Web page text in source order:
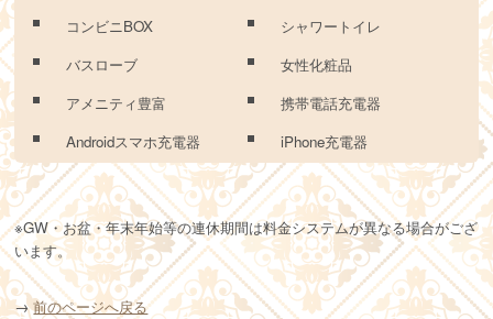
コンビニBOX
シャワートイレ
バスローブ
女性化粧品
アメニティ豊富
携帯電話充電器
Androidスマホ充電器
iPhone充電器
※GW・お盆・年末年始等の連休期間は料金システムが異なる場合がござ
います。
→ 前のページへ戻る